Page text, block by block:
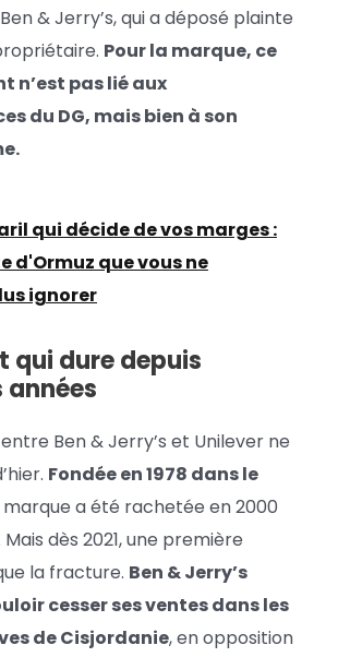
& Jerry’s, qui a déposé plainte
Pour la marque, ce
n’est pas lié aux
du DG, mais bien à son
qui décide de vos marges :
d'Ormuz que vous ne
ignorer
qui dure depuis
années
Ben & Jerry’s et Unilever ne
Fondée en 1978 dans le
marque a été rachetée en 2000
dès 2021, une première
la fracture. Ben & Jerry’s
cesser ses ventes dans les
de Cisjordanie, en opposition